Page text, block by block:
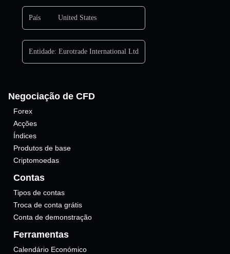
País United States
Entidade: Eurotrade International Ltd
Negociação de CFD
Forex
Acções
Índices
Produtos de base
Criptomoedas
Contas
Tipos de contas
Troca de conta grátis
Conta de demonstração
Ferramentas
Calendário Económico